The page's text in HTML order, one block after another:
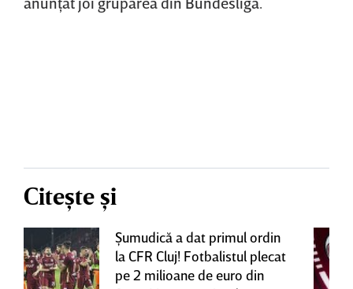
Citește și
Şumudică a dat primul ordin
la CFR Cluj! Fotbalistul plecat
pe 2 milioane de euro din